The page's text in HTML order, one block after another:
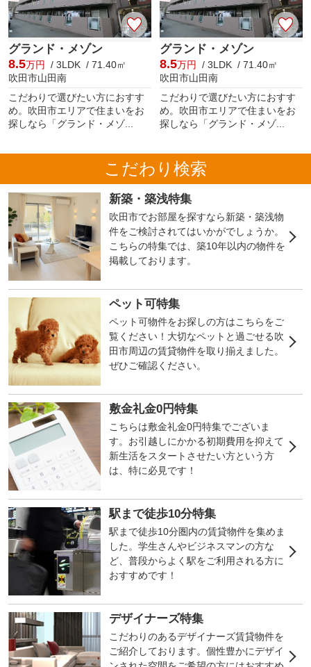
グランド・メゾン
8.5万円
/ 3LDK / 71.40㎡
吹田市山田南
こだわりで選びたい方におすす
め。吹田市エリアで住まいをお
探しなら「グランド・メゾ...
グランド・メゾン
8.5万円
/ 3LDK / 71.40㎡
吹田市山田南
こだわりで選びたい方におすす
め。吹田市エリアで住まいをお
探しなら「グランド・メゾ...
こだわり検索
新築・築浅特集
吹田市でお部屋を探すなら新築・築浅物
件をご検討されてはいかがでしょうか。
こちらの特集では、築10年以内の物件を
掲載しております。
ペット可特集
ペット可物件をお探しの方はこちらをご
覧ください！大切なペットと過ごせる吹
田市周辺の賃貸物件を取り揃えました。
ぜひご確認ください。
敷金礼金0円特集
こちらは敷金礼金0円特集でございま
す。お引越しにかかる初期費用を抑えて
新生活をスタートさせたい方という方
は、特に必見です！
駅まで徒歩10分特集
駅まで徒歩10分圏内の賃貸物件を集めま
した。学生さんやビジネスマンの方な
ど、普段からよく駅をご利用される方に
おすすめです！
デザイナーズ特集
こだわりのあるデザイナーズ賃貸物件を
ご紹介しております。個性豊かにデザイ